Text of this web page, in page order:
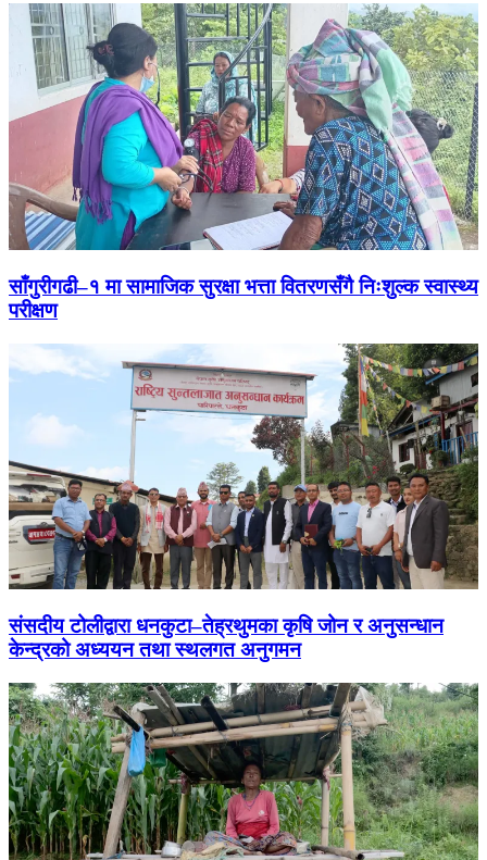
साँगुरीगढी–१ मा सामाजिक सुरक्षा भत्ता वितरणसँगै निःशुल्क स्वास्थ्य
परीक्षण
संसदीय टोलीद्वारा धनकुटा–तेह्रथुमका कृषि जोन र अनुसन्धान
केन्द्रको अध्ययन तथा स्थलगत अनुगमन